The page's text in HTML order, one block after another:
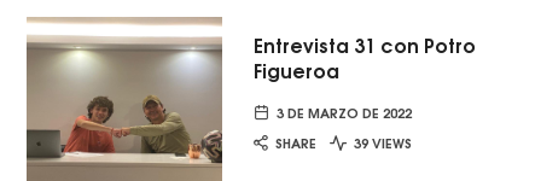
Entrevista 31 con Potro
Figueroa
3 DE MARZO DE 2022
SHARE
39 VIEWS